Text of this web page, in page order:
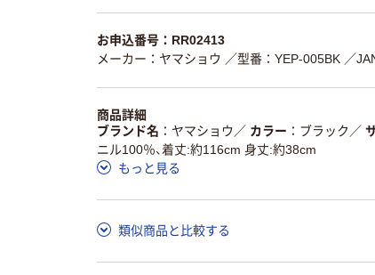
お申込番号：RR02413
メーカー：ヤマショウ ／型番：YEP-005BK ／
商品詳細
ブランド名
ヤマショウ ／ カラー ブラック ／
ニル100％、着丈:約116cm 身丈:約38cm
もっと見る
類似商品と比較する